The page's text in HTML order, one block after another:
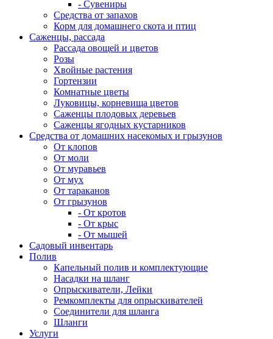
- Сувениры
Средства от запахов
Корм для домашнего скота и птиц
Саженцы, рассада
Рассада овощей и цветов
Розы
Хвойные растения
Гортензии
Комнатные цветы
Луковицы, корневища цветов
Саженцы плодовых деревьев
Саженцы ягодных кустарников
Средства от домашних насекомых и грызунов
От клопов
От моли
От муравьев
От мух
От тараканов
От грызунов
- От кротов
- От крыс
- От мышей
Садовый инвентарь
Полив
Капельный полив и комплектующие
Насадки на шланг
Опрыскиватели, Лейки
Ремкомплекты для опрыскивателей
Соединители для шланга
Шланги
Услуги